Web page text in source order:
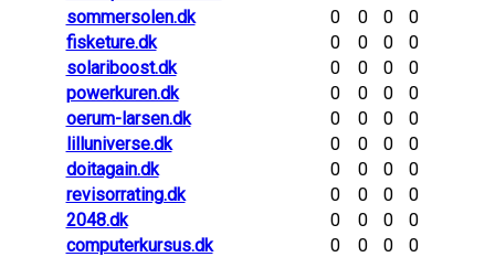
sommersolen.dk
0 0 0
0
fisketure.dk
0 0 0
0
solariboost.dk
0 0 0
0
powerkuren.dk
0 0 0
0
oerum-larsen.dk
0 0 0
0
lilluniverse.dk
0 0 0
0
doitagain.dk
0 0 0
0
revisorrating.dk
0 0 0
0
2048.dk
0 0 0
0
computerkursus.dk
0 0 0
0